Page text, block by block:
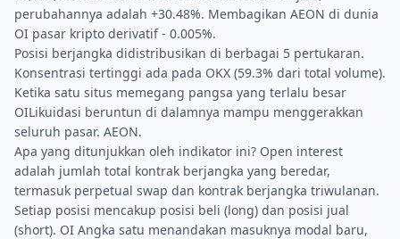
perubahannya adalah +30.48%. Membagikan AEON di dunia
OI pasar kripto derivatif - 0.005%.
Posisi berjangka didistribusikan di berbagai 5 pertukaran.
Konsentrasi tertinggi ada pada OKX (59.3% dari total volume).
Ketika satu situs memegang pangsa yang terlalu besar
OILikuidasi beruntun di dalamnya mampu menggerakkan
seluruh pasar. AEON.
Apa yang ditunjukkan oleh indikator ini? Open interest
adalah jumlah total kontrak berjangka yang beredar,
termasuk perpetual swap dan kontrak berjangka triwulanan.
Setiap posisi mencakup posisi beli (long) dan posisi jual
(short). OI Angka satu menandakan masuknya modal baru,